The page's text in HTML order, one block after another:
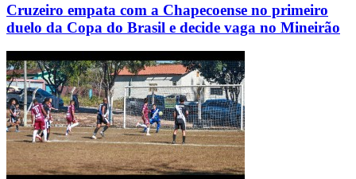
Cruzeiro empata com a Chapecoense no primeiro
duelo da Copa do Brasil e decide vaga no Mineirão